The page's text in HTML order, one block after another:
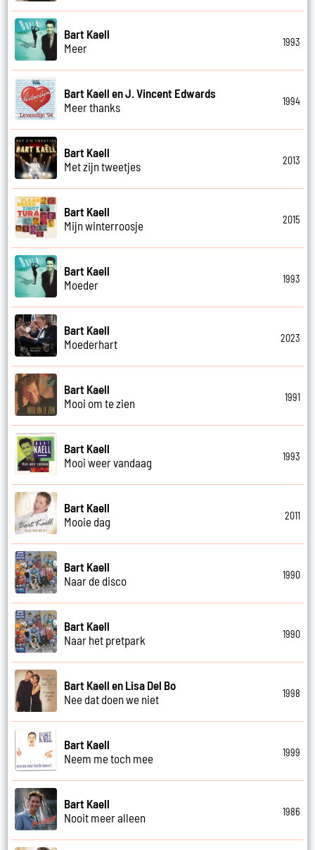
Bart Kaell
Meer
1993
Bart Kaell en J. Vincent Edwards
Meer thanks
1994
Bart Kaell
Met zijn tweetjes
2013
Bart Kaell
Mijn winterroosje
2015
Bart Kaell
Moeder
1993
Bart Kaell
Moederhart
2023
Bart Kaell
Mooi om te zien
1991
Bart Kaell
Mooi weer vandaag
1993
Bart Kaell
Mooie dag
2011
Bart Kaell
Naar de disco
1990
Bart Kaell
Naar het pretpark
1990
Bart Kaell en Lisa Del Bo
Nee dat doen we niet
1998
Bart Kaell
Neem me toch mee
1999
Bart Kaell
Nooit meer alleen
1986